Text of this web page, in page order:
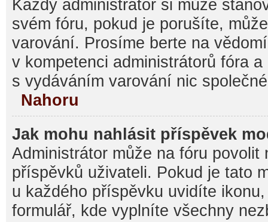
Každý administrátor si může
svém fóru, pokud je porušíte,
varování. Prosíme berte na
v kompetenci administrátorů fóra
s vydáváním varování nic
Nahoru
Jak mohu nahlásit příspěvek
Administrátor může na fóru povolit
příspěvků uživateli. Pokud je tato
u každého příspěvku uvidíte
formulář, kde vyplníte všechny